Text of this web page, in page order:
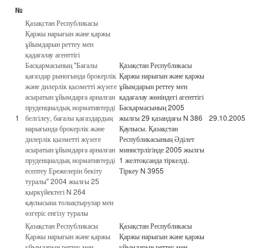
№
1
Қазақстан Республикасы
Қаржы нарығын және қаржы
ұйымдарын реттеу мен
қадағалау агенттігі
Басқармасының "Бағалы
қағаздар рыногында брокерлік
және дилерлік қызметті жүзеге
асыратын ұйымдарға арналған
пруденциалдық нормативтерді
белгілеу, бағалы қағаздардың
нарығында брокерлік және
дилерлік қызметті жүзеге
асыратын ұйымдарға арналған
пруденциалдық нормативтерді
есептеу Ережелерін бекіту
туралы" 2004 жылғы 25
қыркүйектегі N 264
қаулысына толықтырулар мен
өзгеріс енгізу туралы
Қазақстан Республикасы
Қаржы нарығын және қаржы
ұйымдарын реттеу мен
қадағалау жөніндегі агенттігі
Басқармасының 2005
жылғы 29 қазандағы N 386
Қаулысы. Қазақстан
Республикасының Әділет
министрлігінде 2005 жылғы
1 желтоқсанда тіркелді.
Тіркеу N 3955
29.10.2005
Қазақстан Республикасы
Қаржы нарығын және қаржы
Қазақстан Республикасы
Қаржы нарығын және қаржы